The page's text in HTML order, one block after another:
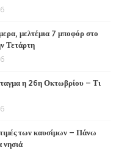
μελτέμια 7 μποφόρ στο
Τετάρτη
η 26η Οκτωβρίου – Τι
των καυσίμων – Πάνω
νησιά